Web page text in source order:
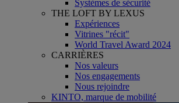
Systèmes de sécurité
THE LOFT BY LEXUS
Expériences
Vitrines "récit"
World Travel Award 2024
CARRIÈRES
Nos valeurs
Nos engagements
Nous rejoindre
KINTO, marque de mobilité